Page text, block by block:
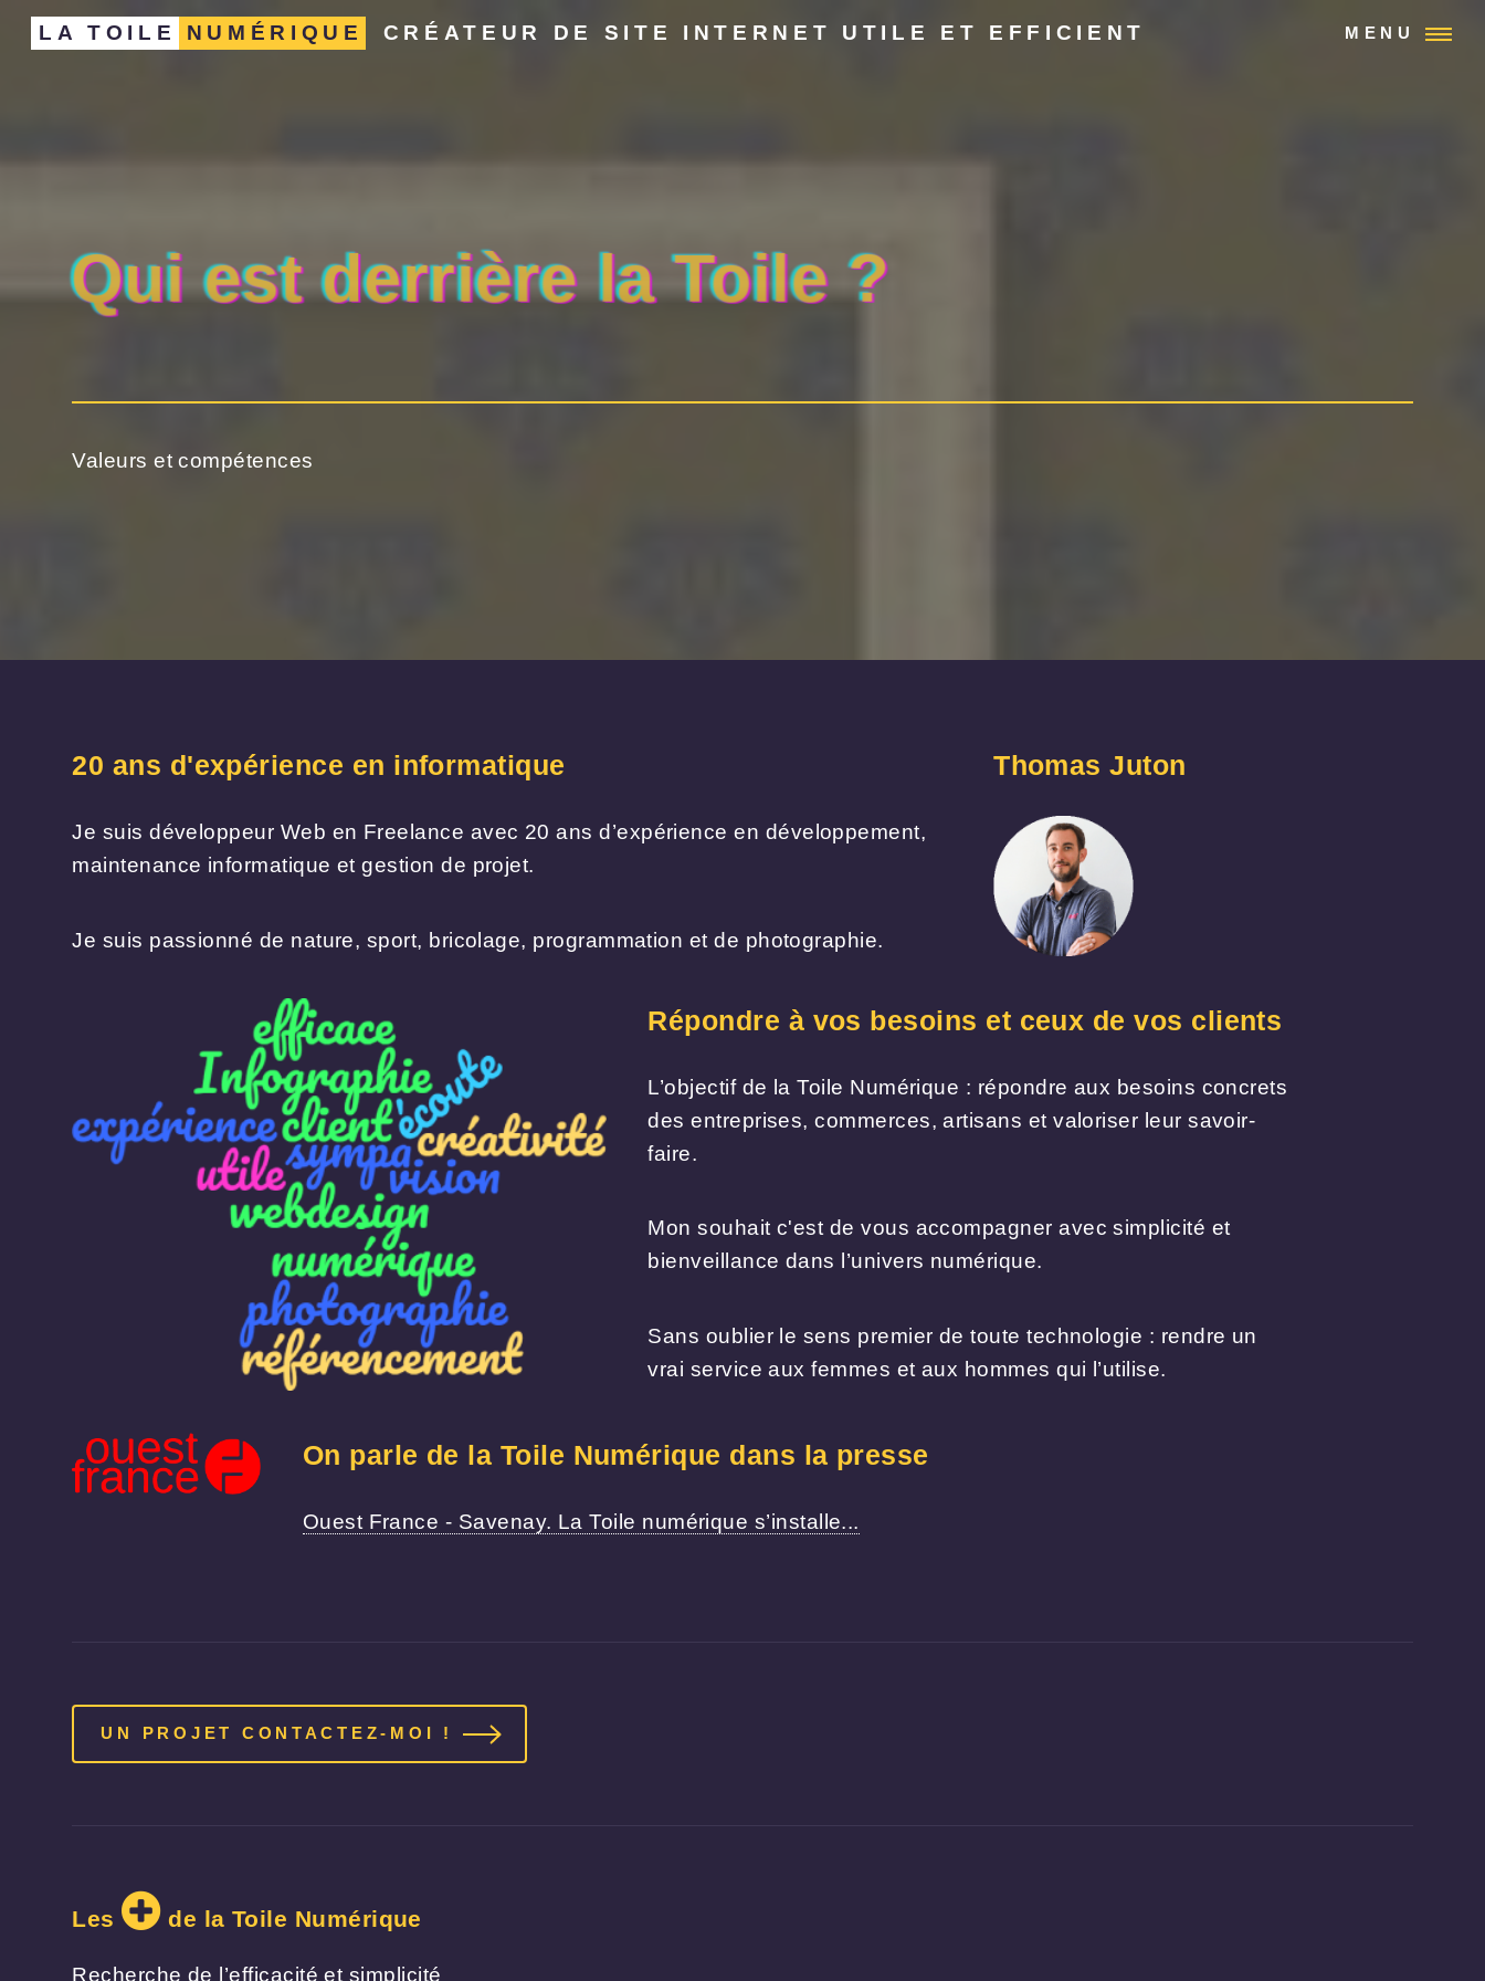
LA TOILE NUMÉRIQUE CRÉATEUR DE SITE INTERNET UTILE ET EFFICIENT MENU
Qui est derrière la Toile ?
Valeurs et compétences
20 ans d'expérience en informatique
Je suis développeur Web en Freelance avec 20 ans d’expérience en développement,
maintenance informatique et gestion de projet.
Je suis passionné de nature, sport, bricolage, programmation et de photographie.
Thomas Juton
Répondre à vos besoins et ceux de vos clients
L’objectif de la Toile Numérique : répondre aux besoins concrets
des entreprises, commerces, artisans et valoriser leur savoir-
faire.
Mon souhait c'est de vous accompagner avec simplicité et
bienveillance dans l’univers numérique.
Sans oublier le sens premier de toute technologie : rendre un
vrai service aux femmes et aux hommes qui l’utilise.
On parle de la Toile Numérique dans la presse
Ouest France - Savenay. La Toile numérique s’installe...
UN PROJET CONTACTEZ-MOI !
Les de la Toile Numérique
Recherche de l’efficacité et simplicité